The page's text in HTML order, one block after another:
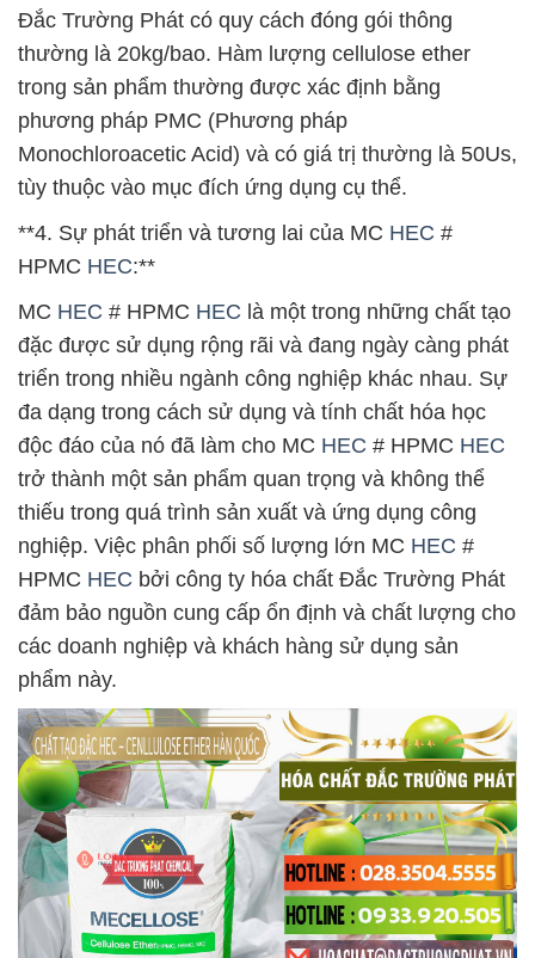
Đắc Trường Phát có quy cách đóng gói thông
thường là 20kg/bao. Hàm lượng cellulose ether
trong sản phẩm thường được xác định bằng
phương pháp PMC (Phương pháp
Monochloroacetic Acid) và có giá trị thường là 50Us,
tùy thuộc vào mục đích ứng dụng cụ thể.
**4. Sự phát triển và tương lai của MC HEC #
HPMC HEC:**
MC HEC # HPMC HEC là một trong những chất tạo
đặc được sử dụng rộng rãi và đang ngày càng phát
triển trong nhiều ngành công nghiệp khác nhau. Sự
đa dạng trong cách sử dụng và tính chất hóa học
độc đáo của nó đã làm cho MC HEC # HPMC HEC
trở thành một sản phẩm quan trọng và không thể
thiếu trong quá trình sản xuất và ứng dụng công
nghiệp. Việc phân phối số lượng lớn MC HEC #
HPMC HEC bởi công ty hóa chất Đắc Trường Phát
đảm bảo nguồn cung cấp ổn định và chất lượng cho
các doanh nghiệp và khách hàng sử dụng sản
phẩm này.